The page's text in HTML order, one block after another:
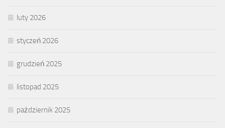
luty 2026
styczeń 2026
grudzień 2025
listopad 2025
październik 2025